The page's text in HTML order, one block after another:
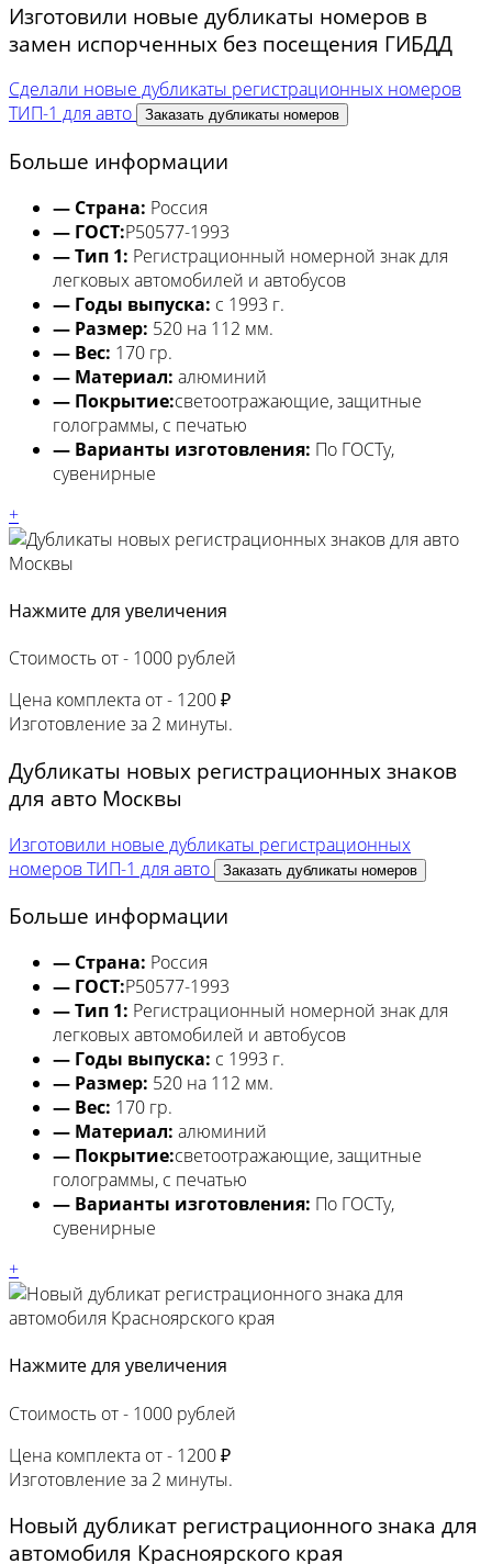
Изготовили новые дубликаты номеров в
замен испорченных без посещения ГИБДД
Сделали новые дубликаты регистрационных номеров
ТИП-1 для авто
Заказать дубликаты номеров
Больше информации
— Страна: Россия
— ГОСТ:Р50577-1993
— Тип 1: Регистрационный номерной знак для
легковых автомобилей и автобусов
— Годы выпуска: с 1993 г.
— Размер: 520 на 112 мм.
— Вес: 170 гр.
— Материал: алюминий
— Покрытие:светоотражающие, защитные
голограммы, с печатью
— Варианты изготовления: По ГОСТу,
сувенирные
+
Нажмите для увеличения
Стоимость от - 1000 рублей
Цена комплекта от - 1200 ₽
Изготовление за 2 минуты.
Дубликаты новых регистрационных знаков
для авто Москвы
Изготовили новые дубликаты регистрационных
номеров ТИП-1 для авто
Заказать дубликаты номеров
Больше информации
— Страна: Россия
— ГОСТ:Р50577-1993
— Тип 1: Регистрационный номерной знак для
легковых автомобилей и автобусов
— Годы выпуска: с 1993 г.
— Размер: 520 на 112 мм.
— Вес: 170 гр.
— Материал: алюминий
— Покрытие:светоотражающие, защитные
голограммы, с печатью
— Варианты изготовления: По ГОСТу,
сувенирные
+
Нажмите для увеличения
Стоимость от - 1000 рублей
Цена комплекта от - 1200 ₽
Изготовление за 2 минуты.
Новый дубликат регистрационного знака для
автомобиля Красноярского края